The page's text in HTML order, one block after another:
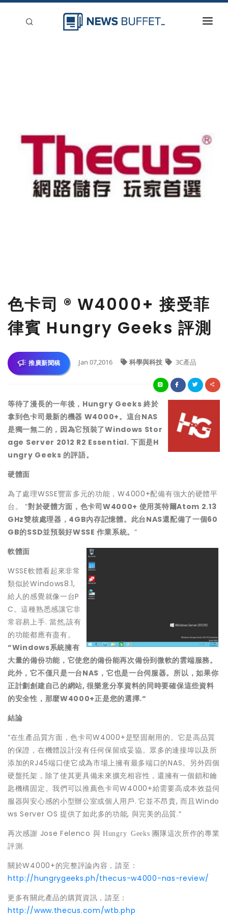
色卡司 ® W4000+ 接受菲
律賓 Hungry Geeks 評測
推廣新聞稿 Jan 07,2016 科學與科技 3C產品
等待了漫長的一年後， Hungry Geeks終於
拿到色卡司最新的機器 W4000+。這台NAS
是獨一無二的，因為它預裝了Windows Stor
age Server 2012 R2 Essential.下面是H
ungry Geeks 的評語。
硬體面
為了處理WSSE豐富多元的功能，W4000+配備有強大的硬體平
台。 “對於硬體方面，色卡司W4000+ 使用英特爾Atom 2.13
GHz雙核處理器，4GB內存記憶體。此台NAS還配備了一個60
GB的SSD並預裝好WSSE 作業系統。 “
軟體面
WSSE軟體看起來非常
類似於Windows8.1,
給人的感覺就像一台P
C。這種熟悉感讓它非
常容易上手. 當然,該有
的功能都應有盡有。
“Windows系統擁有
大量的備份功能，它使您的備份能再次備份到微軟的雲端服務。
此外，它不僅只是一台NAS ，它也是一台伺服器。所以，如果你
正計劃創建自己的網站,很樂意分享資料的同時要確保這些資料
的安全性，那麼W4000+正是您的選擇.“
結論
“在生產品質方面，色卡司W4000+是堅固耐用的。它是高品質
的保證，在機體設計沒有任何保留或妥協。眾多的連接埠以及所
添加的RJ45端口使它成為市場上擁有最多端口的NAS。另外四個
硬盤托架，除了使其更具備未來擴充相容性，還擁有一個鎖和鑰
匙機構固定。我們可以推薦色卡司W4000+給需要高成本效益伺
服器與安心感的小型辦公室或個人用戶. 它並不昂貴, 而且Windo
ws Server OS 提供了如此多的功能, 與完美的品質.“
再次感謝 Jose Felenco 與 Hungry Geeks 團隊這次所作的專業
評測.
關於W4000+的完整評論內容，請至：
http://hungrygeeks.ph/thecus-w4000-nas-review/
更多有關此產品的購買資訊，請至：
http://www.thecus.com/wtb.php